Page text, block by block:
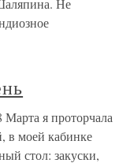
Не
я проторчала
в моей кабинке
стол: закуски,